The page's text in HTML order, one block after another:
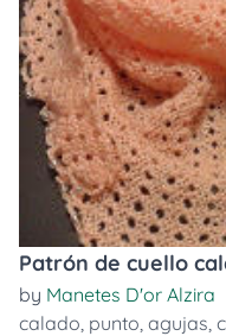
Patrón de cuello
by Manetes D'or Alzira
calado, punto, agujas,